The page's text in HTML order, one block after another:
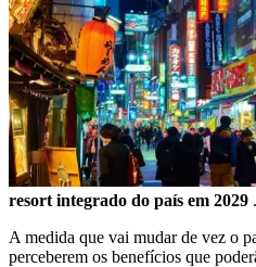
resort integrado do país em 2029 .
A medida que vai mudar de vez o
perceberem os benefícios que